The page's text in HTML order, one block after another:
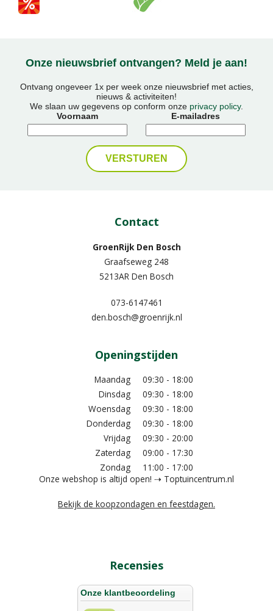
Onze nieuwsbrief ontvangen? Meld je aan!
Ontvang ongeveer 1x per week onze nieuwsbrief met acties,
nieuws & activiteiten!
We slaan uw gegevens op conform onze privacy policy.
Voornaam
E-mailadres
Contact
GroenRijk Den Bosch
Graafseweg 248
5213AR Den Bosch
073-6147461
den.bosch@groenrijk.nl
Openingstijden
Maandag
09:30 - 18:00
Dinsdag
09:30 - 18:00
Woensdag
09:30 - 18:00
Donderdag
09:30 - 18:00
Vrijdag
09:30 - 20:00
Zaterdag
09:00 - 17:30
Zondag
11:00 - 17:00
Onze webshop is altijd open! ⇢ Toptuincentrum.nl
Bekijk de koopzondagen en feestdagen.
Recensies